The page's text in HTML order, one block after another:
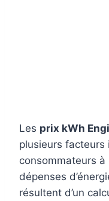
Les prix kWh
plusieurs facteurs
consommateurs
dépenses
résultent d’un